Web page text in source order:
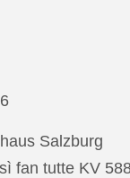
Salzburg
fan tutte KV